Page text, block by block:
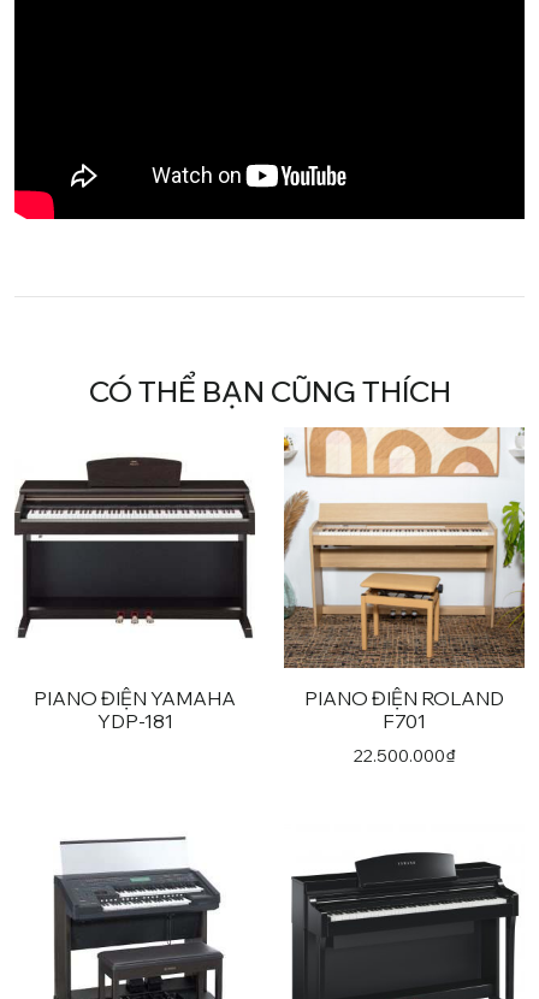
CÓ THỂ BẠN CŨNG THÍCH
PIANO ĐIỆN YAMAHA
YDP-181
PIANO ĐIỆN ROLAND
F701
22.500.000₫